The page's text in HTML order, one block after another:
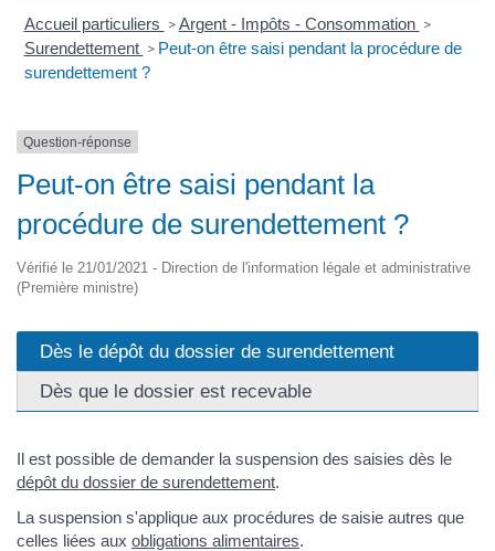
Accueil particuliers > Argent - Impôts - Consommation >
Surendettement > Peut-on être saisi pendant la procédure de
surendettement ?
Question-réponse
Peut-on être saisi pendant la
procédure de surendettement ?
Vérifié le 21/01/2021 - Direction de l'information légale et administrative
(Première ministre)
Dès le dépôt du dossier de surendettement
Dès que le dossier est recevable
Il est possible de demander la suspension des saisies dès le
dépôt du dossier de surendettement.
La suspension s'applique aux procédures de saisie autres que
celles liées aux obligations alimentaires.